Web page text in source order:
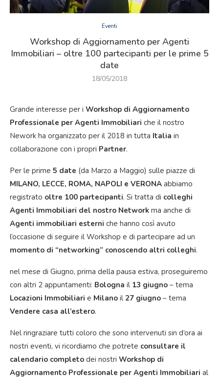
Eventi
Workshop di Aggiornamento per Agenti
Immobiliari – oltre 100 partecipanti per le prime 5
date
18/05/2018
Grande interesse per i Workshop di Aggiornamento
Professionale per Agenti Immobiliari che il nostro
Nework ha organizzato per il 2018 in tutta Italia in
collaborazione con i propri Partner.
Per le prime 5 date (da Marzo a Maggio) sulle piazze di
MILANO, LECCE, ROMA, NAPOLI e VERONA abbiamo
registrato oltre 100 partecipanti. Si tratta di colleghi
Agenti Immobiliari del nostro Network ma anche di
Agenti immobiliari esterni che hanno così avuto
l’occasione di seguire il Workshop e di partecipare ad un
momento di “networking” conoscendo altri colleghi.
nel mese di Giugno, prima della pausa estiva, proseguiremo
con altri 2 appuntamenti: Bologna il 13 giugno – tema
Locazioni Immobiliari e Milano il 27 giugno – tema
Vendere casa all’estero.
Nel ringraziare tutti coloro che sono intervenuti sin d’ora ai
nostri eventi, vi ricordiamo che potrete consultare il
calendario completo dei nostri Workshop di
Aggiornamento Professionale per Agenti Immobiliari al